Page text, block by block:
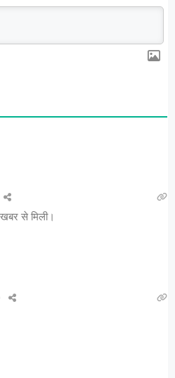
से मिली।